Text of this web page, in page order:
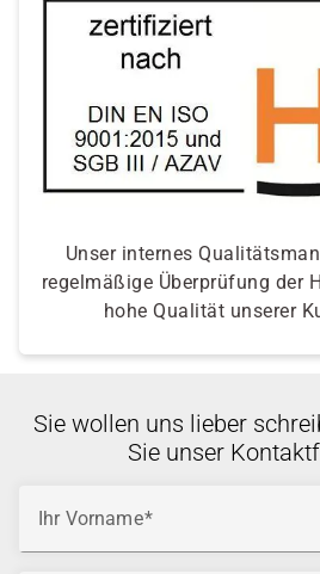
Unser internes
regelmäßige Überprüfung der
hohe Qualität unserer
Sie wollen uns lieber
Sie unser
Ihr Vorname